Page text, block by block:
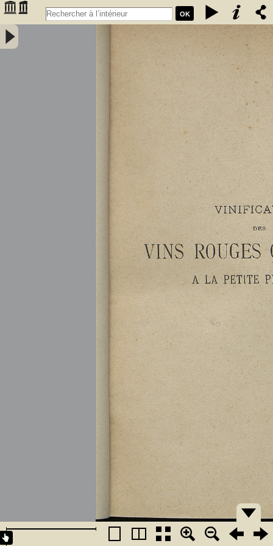
OK
Vinification des vins rouges ordinaires à la petite propriété : extrait
des conférences faites à l'Association des anciens élèves de l'école
communale de Portet (Haute-Garonne) / par A. Lacassagne,... -